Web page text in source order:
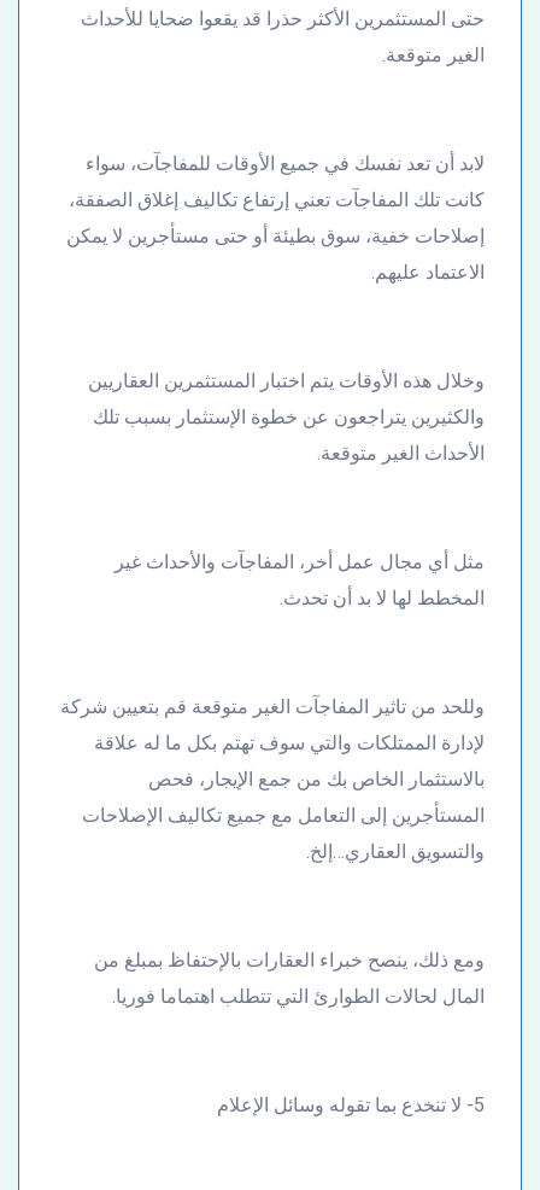
حتى المستثمرين الأكثر حذرا قد يقعوا ضحايا للأحداث
الغير متوقعة.
لابد أن تعد نفسك في جميع الأوقات للمفاجآت، سواء
كانت تلك المفاجآت تعني إرتفاع تكاليف إغلاق الصفقة،
إصلاحات خفية، سوق بطيئة أو حتى مستأجرين لا يمكن
الاعتماد عليهم.
وخلال هذه الأوقات يتم اختبار المستثمرين العقاريين
والكثيرين يتراجعون عن خطوة الإستثمار بسبب تلك
الأحداث الغير متوقعة.
مثل أي مجال عمل أخر، المفاجآت والأحداث غير
المخطط لها لا بد أن تحدث.
وللحد من تاثير المفاجآت الغير متوقعة قم بتعيين شركة
لإدارة الممتلكات والتي سوف تهتم بكل ما له علاقة
بالاستثمار الخاص بك من جمع الإيجار، فحص
المستأجرين إلى التعامل مع جميع تكاليف الإصلاحات
والتسويق العقاري…إلخ.
ومع ذلك، ينصح خبراء العقارات بالإحتفاظ بمبلغ من
المال لحالات الطوارئ التي تتطلب اهتماما فوريا.
5- لا تنخدع بما تقوله وسائل الإعلام